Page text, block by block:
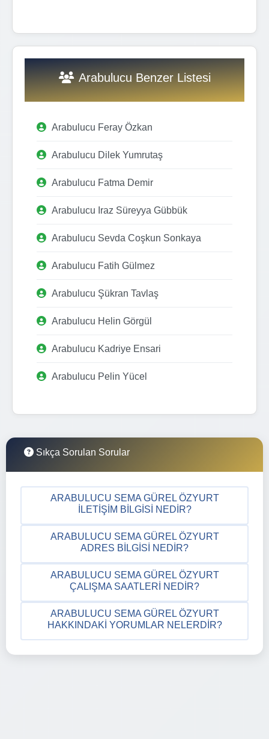
Arabulucu Benzer Listesi
Arabulucu Feray Özkan
Arabulucu Dilek Yumrutaş
Arabulucu Fatma Demir
Arabulucu Iraz Süreyya Gübbük
Arabulucu Sevda Coşkun Sonkaya
Arabulucu Fatih Gülmez
Arabulucu Şükran Tavlaş
Arabulucu Helin Görgül
Arabulucu Kadriye Ensari
Arabulucu Pelin Yücel
Sıkça Sorulan Sorular
ARABULUCU SEMA GÜREL ÖZYURT
İLETIŞIM BILGISI NEDIR?
ARABULUCU SEMA GÜREL ÖZYURT
ADRES BILGISI NEDIR?
ARABULUCU SEMA GÜREL ÖZYURT
ÇALIŞMA SAATLERI NEDIR?
ARABULUCU SEMA GÜREL ÖZYURT
HAKKINDAKI YORUMLAR NELERDIR?